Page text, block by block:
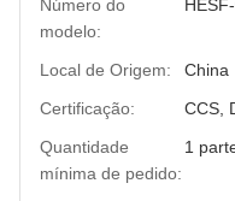
Número do
modelo:
Local de Origem:
China
Certificação:
CCS,
Quantidade
mínima de pedido:
1